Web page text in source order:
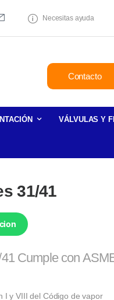
Necesitas ayuda
Contacto
VÁLVULAS Y
31/41
Cumple con
I y VIII del Código de vapor